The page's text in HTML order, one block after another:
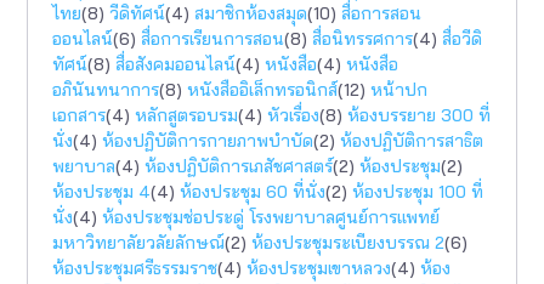
ไทย(8) วีดิทัศน์(4) สมาชิกห้องสมุด(10) สื่อการสอน
ออนไลน์(6) สื่อการเรียนการสอน(8) สื่อนิทรรศการ(4) สื่อวีดิ
ทัศน์(8) สื่อสังคมออนไลน์(4) หนังสือ(4) หนังสือ
อภินันทนาการ(8) หนังสืออิเล็กทรอนิกส์(12) หน้าปก
เอกสาร(4) หลักสูตรอบรม(4) หัวเรื่อง(8) ห้องบรรยาย 300 ที่
นั่ง(4) ห้องปฏิบัติการกายภาพบำบัด(2) ห้องปฏิบัติการสาธิต
พยาบาล(4) ห้องปฏิบัติการเภสัชศาสตร์(2) ห้องประชุม(2)
ห้องประชุม 4(4) ห้องประชุม 60 ที่นั่ง(2) ห้องประชุม 100 ที่
นั่ง(4) ห้องประชุมช่อประดู่ โรงพยาบาลศูนย์การแพทย์
มหาวิทยาลัยวลัยลักษณ์(2) ห้องประชุมระเบียงบรรณ 2(6)
ห้องประชุมศรีธรรมราช(4) ห้องประชุมเขาหลวง(4) ห้อง